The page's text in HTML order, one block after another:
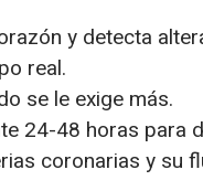
y detecta
real.
se le exige más.
24-48 horas para
coronarias y su